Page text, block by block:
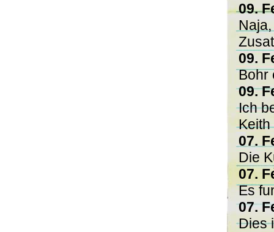
09.
09.
Bohr
09.
Ich
07.
Die
07.
Es
07.
Dies